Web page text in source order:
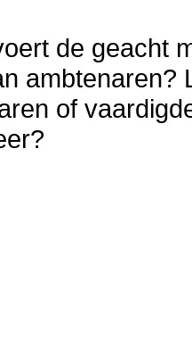
de geacht
ambtenaren?
of